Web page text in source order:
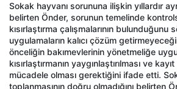
Sokak hayvanı sorununa ilişkin yıllardır
belirten Önder, sorunun temelinde
kısırlaştırma çalışmalarının
uygulamaların kalıcı çözüm
önceliğin bakımevlerinin yönetmeliğe
kısırlaştırmanın yaygınlaştırılması ve
mücadele olması gerektiğini ifade etti.
toplanmasının doğru olmadığını belirten